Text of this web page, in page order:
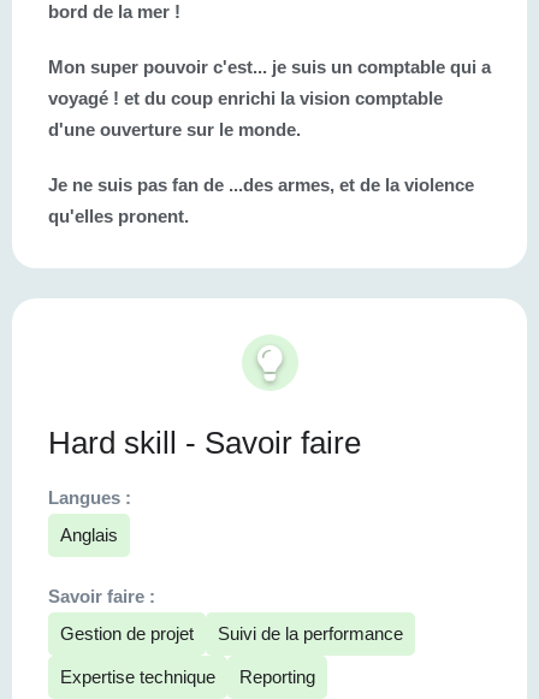
bord de la mer !
Mon super pouvoir c'est... je suis un comptable qui a
voyagé ! et du coup enrichi la vision comptable
d'une ouverture sur le monde.
Je ne suis pas fan de ...des armes, et de la violence
qu'elles pronent.
Hard skill - Savoir faire
Langues :
Anglais
Savoir faire :
Gestion de projet
Suivi de la performance
Expertise technique Reporting